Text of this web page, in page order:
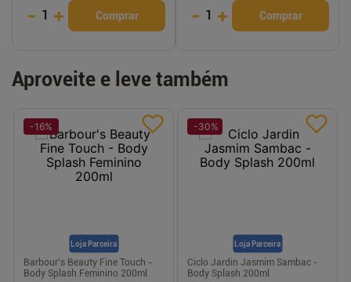
- 1 + Comprar - 1 + Comprar
Aproveite e leve também
Loja Parceira
-16%
Barbour's Beauty Fine Touch -
Body Splash Feminino 200ml
Loja Parceira
-30%
Ciclo Jardin Jasmim Sambac -
Body Splash 200ml